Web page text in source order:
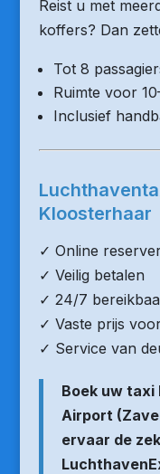
Reist u met
koffers? Dan
Tot 8
Ruimte voor
Inclusief
Kloosterhaar
✓ Online
✓ Veilig betalen
✓ 24/7
✓ Vaste prijs
✓ Service van
Boek uw taxi
Airport
ervaar de